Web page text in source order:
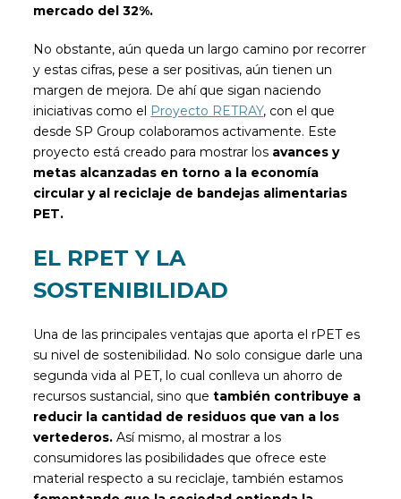
mercado del 32%.
No obstante, aún queda un largo camino por recorrer
y estas cifras, pese a ser positivas, aún tienen un
margen de mejora. De ahí que sigan naciendo
iniciativas como el
Proyecto RETRAY, con el que
desde SP Group colaboramos activamente. Este
proyecto está creado para mostrar los avances y
metas alcanzadas en torno a la economía
circular y al reciclaje de bandejas alimentarias
PET.
EL RPET Y LA
SOSTENIBILIDAD
Una de las principales ventajas que aporta el rPET es
su nivel de sostenibilidad. No solo consigue darle una
segunda vida al PET, lo cual conlleva un ahorro de
recursos sustancial, sino quetambién contribuye a
reducir la cantidad de residuos que van a los
vertederos. Así mismo, al mostrar a los
consumidores las posibilidades que ofrece este
material respecto a su reciclaje, también estamos